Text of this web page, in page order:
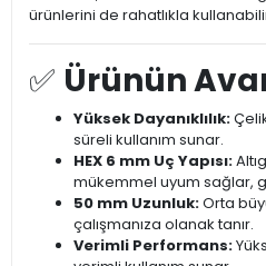
ürünlerini de rahatlıkla
✅ Ürünün
Yüksek Dayanıklılık:
süreli kullanım sunar.
HEX 6 mm Uç Yapısı:
mükemmel uyum sağlar,
50 mm Uzunluk:Orta
çalışmanıza olanak tanır.
Verimli Performans: